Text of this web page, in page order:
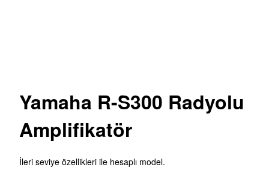
Yamaha R-S300 Radyolu
Amplifikatör
İleri seviye özellikleri ile hesaplı model.